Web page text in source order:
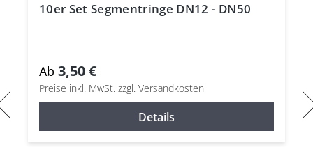
10er Set Segmentringe DN12 - DN50
Ab 3,50 €
Preise inkl. MwSt. zzgl. Versandkosten
Details